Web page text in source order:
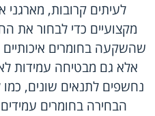
לעיתים קרובות, מארגני
מקצועיים כדי לבחור את
שהשקעה בחומרים
אלא גם מבטיחה עמידות
נחשפים לתנאים שונים,
הבחירה בחומרים